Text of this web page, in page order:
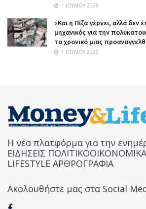
1 ΙΟΥΛΊΟΥ 2026
«Και η Πίζα γέρνει, αλλά δεν
μηχανικός για την
το χρονικό μιας
1 ΙΟΥΛΊΟΥ 2026
Η νέα πλατφόρμα για την
ΕΙΔΗΣΕΙΣ ΠΟΛΙΤΙΚΟΟΙΚΟΝΟΜΙΚΑ
LIFESTYLE ΑΡΘΡΟΓΡΑΦΙΑ
Ακολουθήστε μας στα Social